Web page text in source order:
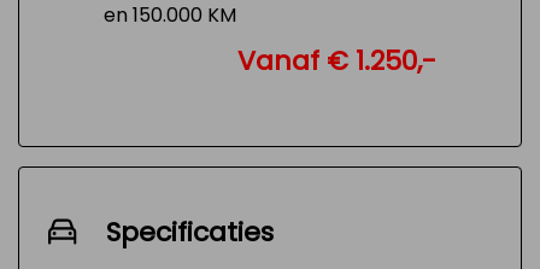
en 150.000 KM
Vanaf € 1.250,-
Specificaties